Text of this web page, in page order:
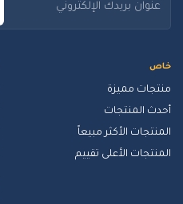
خاص
منتجات مميزة
أحدث المنتجات
المنتجات الأكثر مبيعاً
المنتجات الأعلى تقييم